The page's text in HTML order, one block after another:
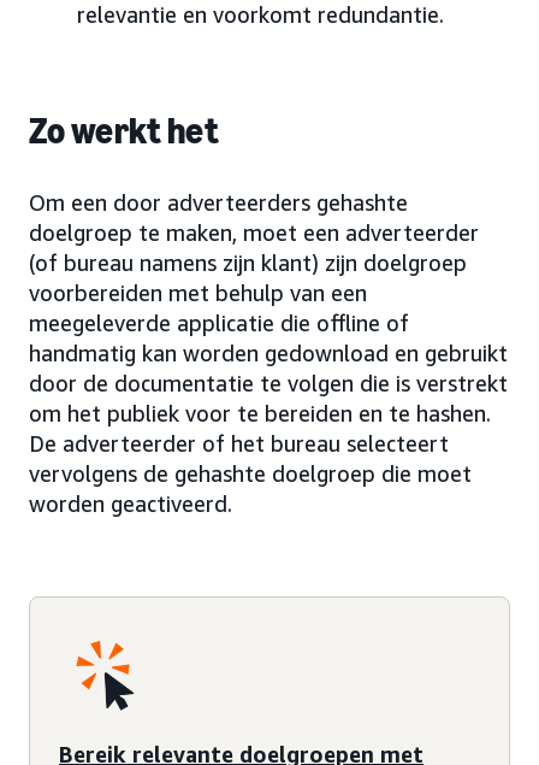
relevantie en voorkomt redundantie.
Zo werkt het
Om een door adverteerders gehashte
doelgroep te maken, moet een adverteerder
(of bureau namens zijn klant) zijn doelgroep
voorbereiden met behulp van een
meegeleverde applicatie die offline of
handmatig kan worden gedownload en gebruikt
door de documentatie te volgen die is verstrekt
om het publiek voor te bereiden en te hashen.
De adverteerder of het bureau selecteert
vervolgens de gehashte doelgroep die moet
worden geactiveerd.
Bereik relevante doelgroepen met